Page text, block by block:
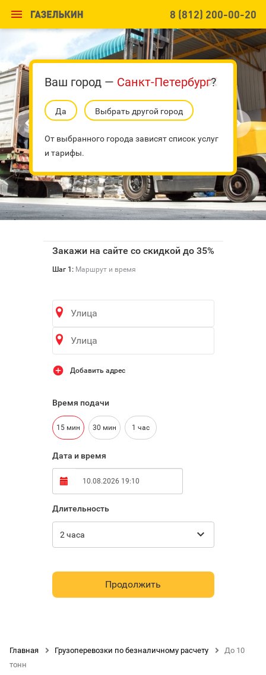
 8 (812) 200-00-20
 
Закажи на сайте со скидкой до 35%
Шаг 1: Маршрут и время
Добавить адрес
Время подачи
15 мин 30 мин 1 час
Дата и время
Длительность
2 часа 
Продолжить
Главная  Грузоперевозки по безналичному расчету 
До 10
тонн
Ваш город — Санкт-Петербург?
Да Выбрать другой город
От выбранного города зависят список услуг
и тарифы.